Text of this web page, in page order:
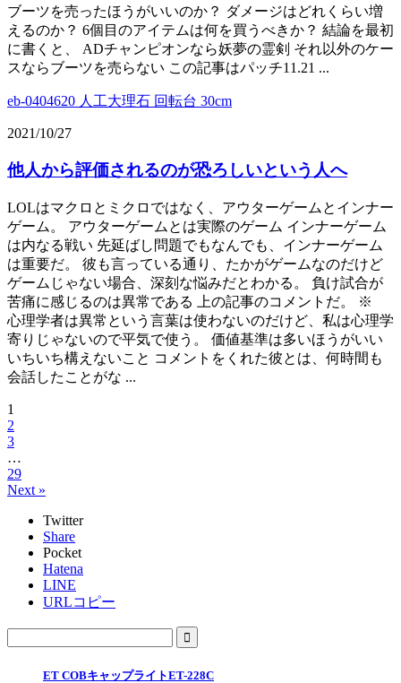
ブーツを売ったほうがいいのか？ ダメージはどれくらい増
えるのか？ 6個目のアイテムは何を買うべきか？ 結論を最初
に書くと、 ADチャンピオンなら妖夢の霊剣 それ以外のケー
スならブーツを売らない この記事はパッチ11.21 ...
eb-0404620 人工大理石 回転台 30cm
2021/10/27
他人から評価されるのが恐ろしいという人へ
LOLはマクロとミクロではなく、アウターゲームとインナー
ゲーム。 アウターゲームとは実際のゲーム インナーゲーム
は内なる戦い 先延ばし問題でもなんでも、インナーゲーム
は重要だ。 彼も言っている通り、たかがゲームなのだけど
ゲームじゃない場合、深刻な悩みだとわかる。 負け試合が
苦痛に感じるのは異常である 上の記事のコメントだ。 ※
心理学者は異常という言葉は使わないのだけど、私は心理学
寄りじゃないので平気で使う。 価値基準は多いほうがいい
いちいち構えないこと コメントをくれた彼とは、何時間も
会話したことがな ...
1
2
3
…
29
Next »
Twitter
Share
Pocket
Hatena
LINE
URLコピー
ET COBキャップライトET-228C